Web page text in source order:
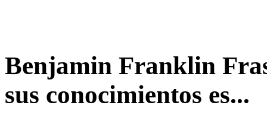
Benjamin Franklin
sus conocimientos es...